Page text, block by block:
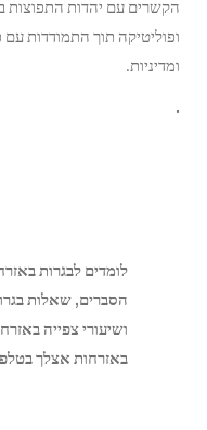
הקשרים עם יהדות התפוצות
ופוליטיקה תוך התמודדות
ומדיניות.
.
לומדים לבגרות
הסברים, שאלות
ושיעורי צפייה
באזרחות אצלך